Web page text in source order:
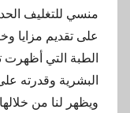
على تقديم مزايا
الطبة التي أظهرت
البشرية وقدرته
ويظهر لنا من